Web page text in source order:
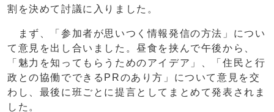
割を決めて討議に入りました。
まず、「参加者が思いつく情報発信の方法」につい
て意見を出し合いました。昼食を挟んで午後から、
「魅力を知ってもらうためのアイデア」、「住民と行
政との協働でできるPRのあり方」について意見を交
わし、最後に班ごとに提言としてまとめて発表されま
した。